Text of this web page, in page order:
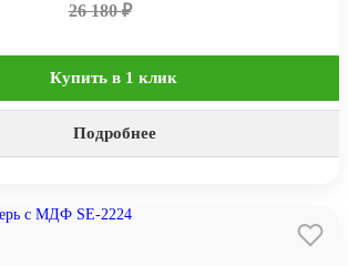
26 180 ₽
Купить в 1 клик
Подробнее